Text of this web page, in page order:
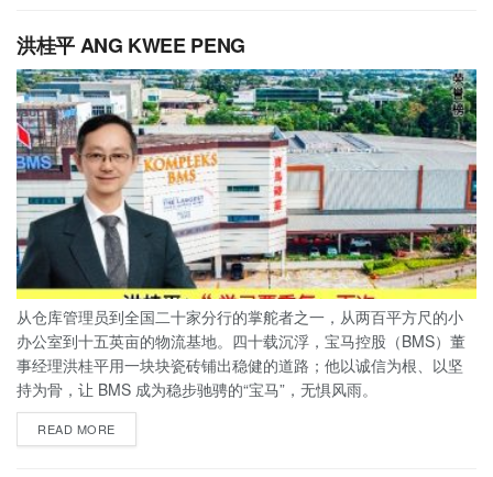
洪桂平 ANG KWEE PENG
从仓库管理员到全国二十家分行的掌舵者之一，从两百平方尺的小
办公室到十五英亩的物流基地。四十载沉浮，宝马控股（BMS）董
事经理洪桂平用一块块瓷砖铺出稳健的道路；他以诚信为根、以坚
持为骨，让 BMS 成为稳步驰骋的“宝马”，无惧风雨。
READ MORE